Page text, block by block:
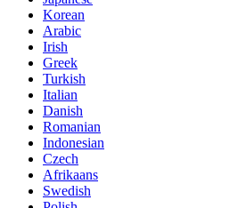
Korean
Arabic
Irish
Greek
Turkish
Italian
Danish
Romanian
Indonesian
Czech
Afrikaans
Swedish